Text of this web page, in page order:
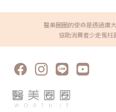
手臂等區域，則是大多數人反應全
皮膚科暨醫學美容中心-楊心怡醫師
／小腹、腰間肉、游泳圈側腰、腹
使瘦削體型者也可能因坐姿、骨盆
脂肪仍頑強存在。若想加速雕塑腰
的鬆弛部位／大腿內側外側、手臂
肪，特別是蝴蝶袖、副乳區域，常
問題更明顯，即使減重成功，線條
曲線的關鍵／蜜桃臀、微笑線現在
反而許多女性嚮往擁有緊緻挺翹的
而，久坐與缺乏運動容易導致臀部
醫美圈圈的使命是透過廣
協助消費者少走冤枉